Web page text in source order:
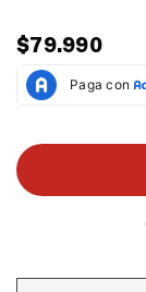
Precio
habitual
$79.990